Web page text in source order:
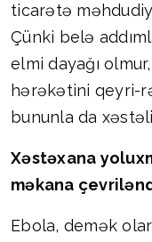
ticarətə
Çünki belə
elmi dayağı
hərəkətini qeyri-
bununla da
Xəstəxana
məkana
Ebola, demək